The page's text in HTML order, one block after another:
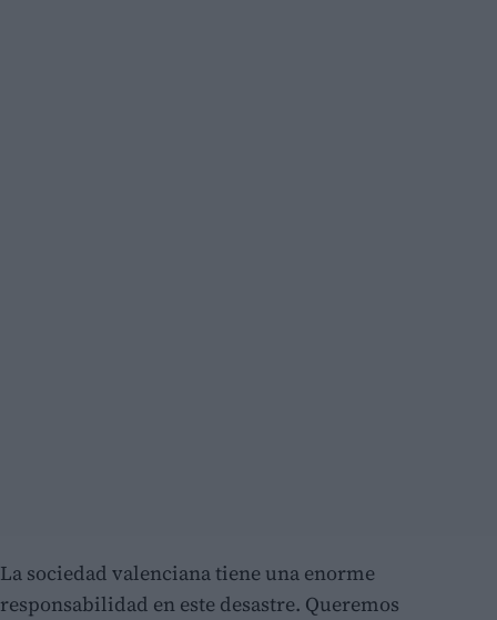
La sociedad valenciana tiene una enorme
responsabilidad en este desastre. Queremos